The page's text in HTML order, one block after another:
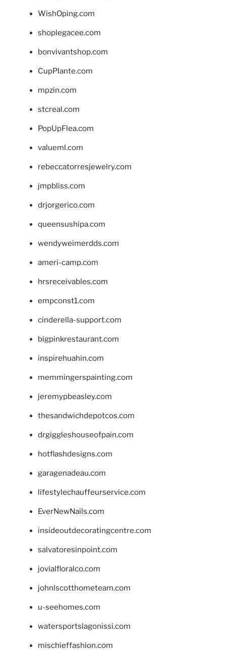
WishOping.com
shoplegacee.com
bonvivantshop.com
CupPlante.com
mpzin.com
stcreal.com
PopUpFlea.com
valueml.com
rebeccatorresjewelry.com
jmpbliss.com
drjorgerico.com
queensushipa.com
wendyweimerdds.com
ameri-camp.com
hrsreceivables.com
empconst1.com
cinderella-support.com
bigpinkrestaurant.com
inspirehuahin.com
memmingerspainting.com
jeremypbeasley.com
thesandwichdepotcos.com
drgiggleshouseofpain.com
hotflashdesigns.com
garagenadeau.com
lifestylechauffeurservice.com
EverNewNails.com
insideoutdecoratingcentre.com
salvatoresinpoint.com
jovialfloralco.com
johnlscotthometeam.com
u-seehomes.com
watersportslagonissi.com
mischieffashion.com